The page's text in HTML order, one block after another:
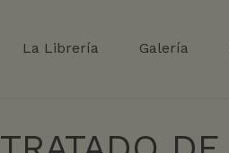
La Librería Galería